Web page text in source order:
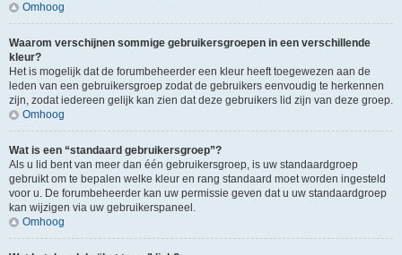
Omhoog
Waarom verschijnen sommige gebruikersgroepen in een verschillende
kleur?
Het is mogelijk dat de forumbeheerder een kleur heeft toegewezen aan de
leden van een gebruikersgroep zodat de gebruikers eenvoudig te herkennen
zijn, zodat iedereen gelijk kan zien dat deze gebruikers lid zijn van deze groep.
Omhoog
Wat is een “standaard gebruikersgroep”?
Als u lid bent van meer dan één gebruikersgroep, is uw standaardgroep
gebruikt om te bepalen welke kleur en rang standaard moet worden ingesteld
voor u. De forumbeheerder kan uw permissie geven dat u uw standaardgroep
kan wijzigen via uw gebruikerspaneel.
Omhoog